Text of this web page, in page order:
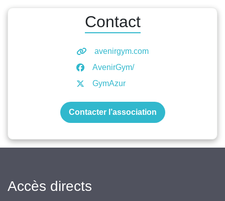
Contact
avenirgym.com
AvenirGym/
GymAzur
Contacter l’association
Accès directs